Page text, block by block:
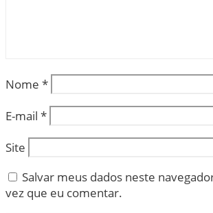
Nome *
E-mail *
Site
Salvar meus dados neste
vez que eu comentar.